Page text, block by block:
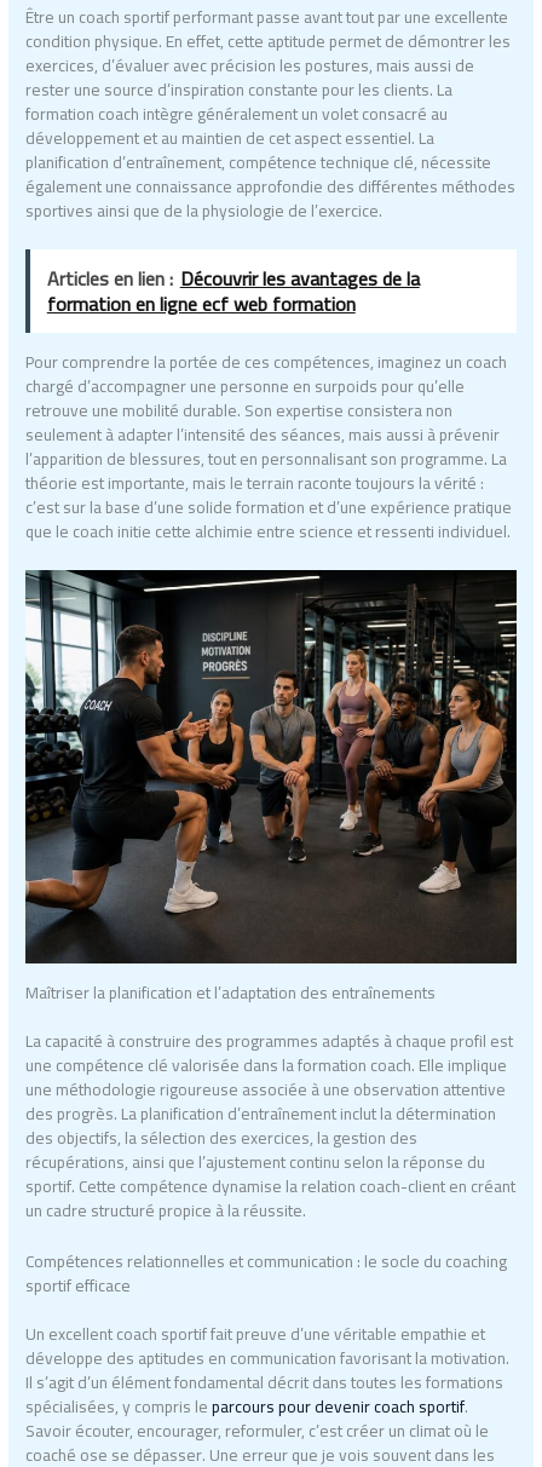
Être un coach sportif performant passe avant tout par une excellente
condition physique. En effet, cette aptitude permet de démontrer les
exercices, d’évaluer avec précision les postures, mais aussi de
rester une source d’inspiration constante pour les clients. La
formation coach intègre généralement un volet consacré au
développement et au maintien de cet aspect essentiel. La
planification d’entraînement, compétence technique clé, nécessite
également une connaissance approfondie des différentes méthodes
sportives ainsi que de la physiologie de l’exercice.
Articles en lien : Découvrir les avantages de la
formation en ligne ecf web formation
Pour comprendre la portée de ces compétences, imaginez un coach
chargé d’accompagner une personne en surpoids pour qu’elle
retrouve une mobilité durable. Son expertise consistera non
seulement à adapter l’intensité des séances, mais aussi à prévenir
l’apparition de blessures, tout en personnalisant son programme. La
théorie est importante, mais le terrain raconte toujours la vérité :
c’est sur la base d’une solide formation et d’une expérience pratique
que le coach initie cette alchimie entre science et ressenti individuel.
Maîtriser la planification et l’adaptation des entraînements
La capacité à construire des programmes adaptés à chaque profil est
une compétence clé valorisée dans la formation coach. Elle implique
une méthodologie rigoureuse associée à une observation attentive
des progrès. La planification d’entraînement inclut la détermination
des objectifs, la sélection des exercices, la gestion des
récupérations, ainsi que l’ajustement continu selon la réponse du
sportif. Cette compétence dynamise la relation coach-client en créant
un cadre structuré propice à la réussite.
Compétences relationnelles et communication : le socle du coaching
sportif efficace
Un excellent coach sportif fait preuve d’une véritable empathie et
développe des aptitudes en communication favorisant la motivation.
Il s’agit d’un élément fondamental décrit dans toutes les formations
spécialisées, y compris leparcours pour devenir coach sportif.
Savoir écouter, encourager, reformuler, c’est créer un climat où le
coaché ose se dépasser. Une erreur que je vois souvent dans les